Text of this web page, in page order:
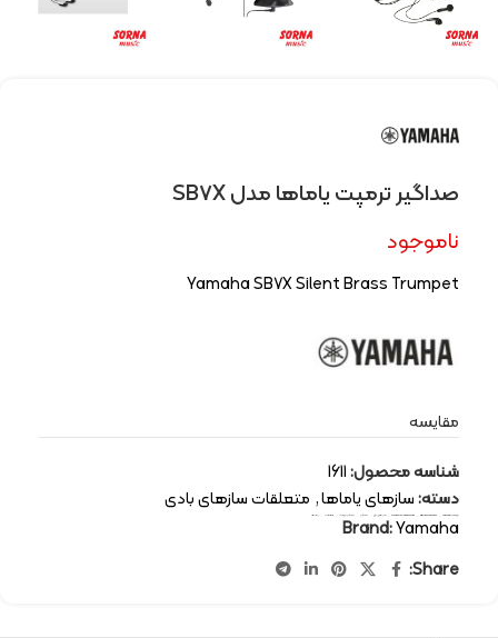
صداگیر ترمپت یاماها مدل SB7X
ناموجود
Yamaha SB7X Silent Brass Trumpet
مقایسه
شناسه محصول:1611
دسته:سازهای یاماها, متعلقات سازهای بادی
برچسب: orchestral-accessories wind instruments Yamaha سازهای بادی صداگیر صداگیر ترومپت متعلقات یاماها
Brand:Yamaha
Share: